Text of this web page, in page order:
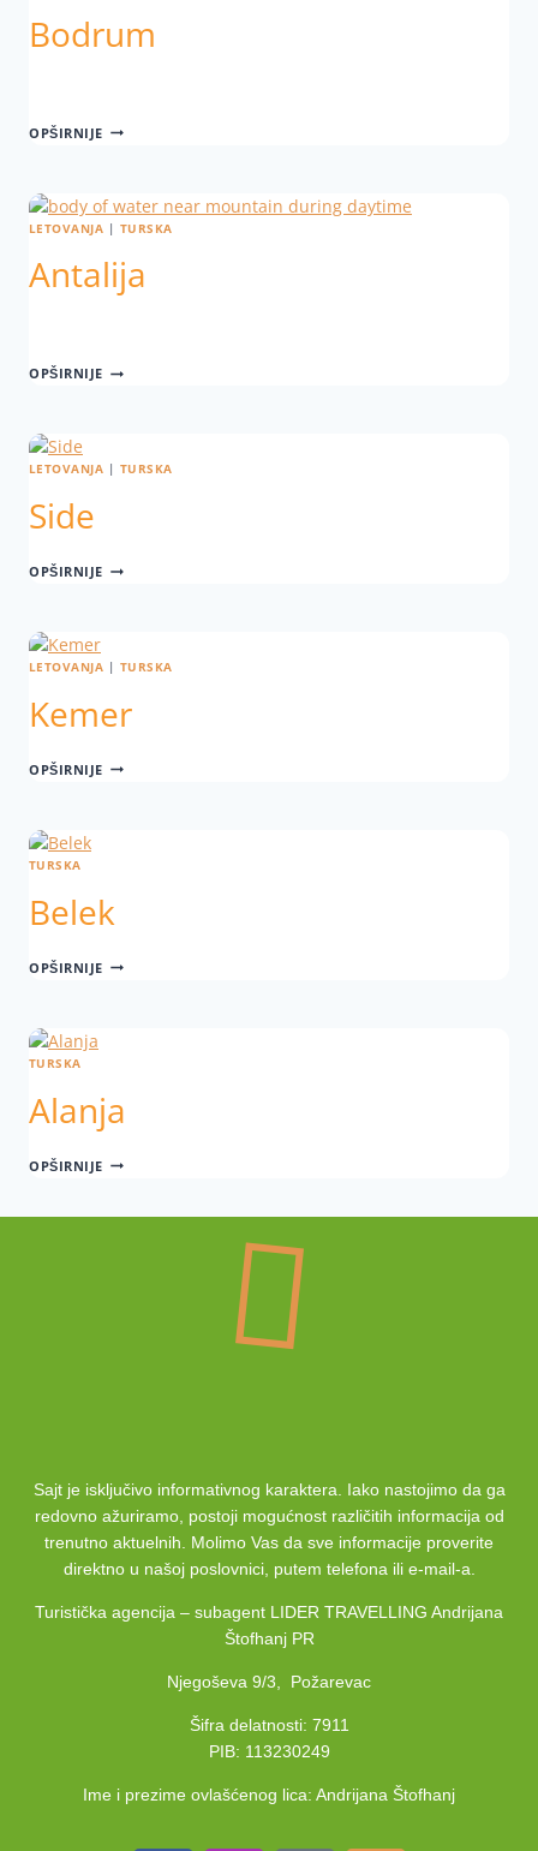
Bodrum
OPŠIRNIJE
LETOVANJA | TURSKA
Antalija
OPŠIRNIJE
LETOVANJA TURSKA
Side
OPŠIRNIJE
LETOVANJA TURSKA
Kemer
OPŠIRNIJE
TURSKA
Belek
OPŠIRNIJE
TURSKA
Alanja
OPŠIRNIJE
Sajt je isključivo informativnog karaktera. Iako nastojimo da ga
redovno ažuriramo, postoji mogućnost različitih informacija od
trenutno aktuelnih. Molimo Vas da sve informacije proverite
direktno u našoj poslovnici, putem telefona ili e-mail-a.
Turistička agencija – subagent LIDER TRAVELLING Andrijana
Štofhanj PR
Njegoševa 9/3, Požarevac
Šifra delatnosti: 7911
PIB: 113230249
Ime i prezime ovlašćenog lica: Andrijana Štofhanj